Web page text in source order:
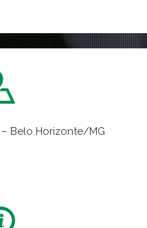
– Belo Horizonte/MG